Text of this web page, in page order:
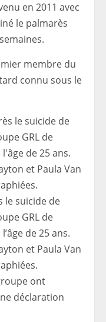
en 2011 avec
le palmarès
membre du
connu sous le
le suicide de
GRL de
de 25 ans.
et Paula Van